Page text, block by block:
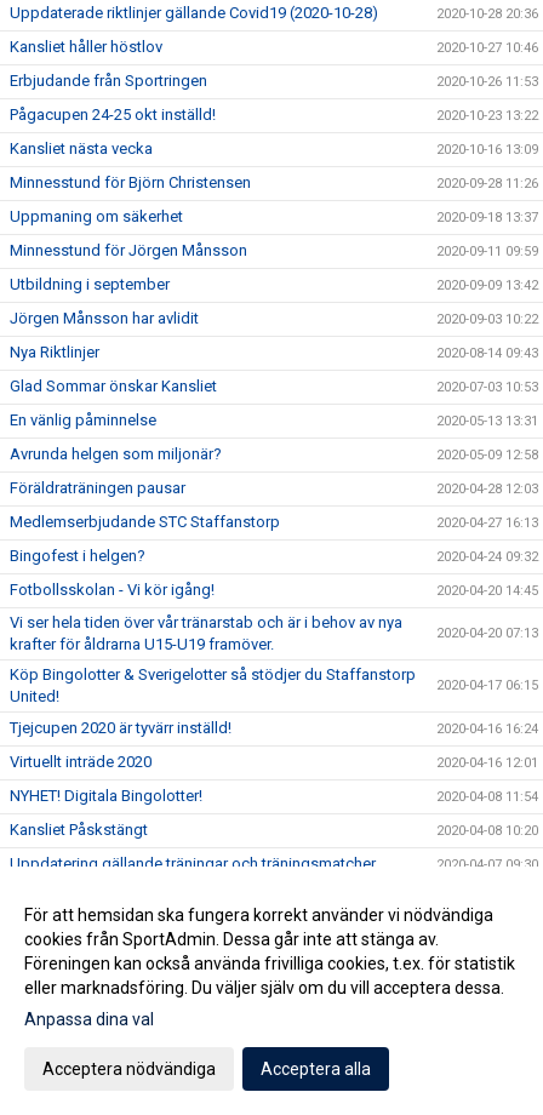
Uppdaterade riktlinjer gällande Covid19 (2020-10-28) 2020-10-28 20:36
Kansliet håller höstlov 2020-10-27 10:46
Erbjudande från Sportringen 2020-10-26 11:53
Pågacupen 24-25 okt inställd! 2020-10-23 13:22
Kansliet nästa vecka 2020-10-16 13:09
Minnesstund för Björn Christensen 2020-09-28 11:26
Uppmaning om säkerhet 2020-09-18 13:37
Minnesstund för Jörgen Månsson 2020-09-11 09:59
Utbildning i september 2020-09-09 13:42
Jörgen Månsson har avlidit 2020-09-03 10:22
Nya Riktlinjer 2020-08-14 09:43
Glad Sommar önskar Kansliet 2020-07-03 10:53
En vänlig påminnelse 2020-05-13 13:31
Avrunda helgen som miljonär? 2020-05-09 12:58
Föräldraträningen pausar 2020-04-28 12:03
Medlemserbjudande STC Staffanstorp 2020-04-27 16:13
Bingofest i helgen? 2020-04-24 09:32
Fotbollsskolan - Vi kör igång! 2020-04-20 14:45
Vi ser hela tiden över vår tränarstab och är i behov av nya
krafter för åldrarna U15-U19 framöver.
2020-04-20 07:13
Köp Bingolotter & Sverigelotter så stödjer du Staffanstorp
United!
2020-04-17 06:15
Tjejcupen 2020 är tyvärr inställd! 2020-04-16 16:24
Virtuellt inträde 2020 2020-04-16 12:01
NYHET! Digitala Bingolotter! 2020-04-08 11:54
Kansliet Påskstängt 2020-04-08 10:20
Uppdatering gällande träningar och träningsmatcher 2020-04-07 09:30
Inställda matcher
Samtliga matcher ställs in tills vidare 2020-04-02 15:32
Uppdatering gällande aktiviter på Staffansvallen med
hänsyn till covid19
Staffansvallen stängs ner tills vidare!
Nu anlitar vi en konsult för att optimera verksamheten
För att hemsidan ska fungera korrekt använder vi nödvändiga
cookies från SportAdmin. Dessa går inte att stänga av.
Föreningen kan också använda frivilliga cookies, t.ex. för statistik
eller marknadsföring. Du väljer själv om du vill acceptera dessa.
Anpassa dina val
Acceptera nödvändiga Acceptera alla